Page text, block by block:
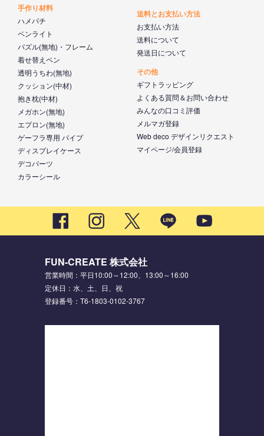
手作り材料
ハメパチ
ペンライト
パズル(無地)・フレーム
着せ替えペン
透明うちわ(無地)
クッション(中材)
抱き枕(中材)
メガホン(無地)
エプロン(無地)
ゲーフラ専用 パイプ
ディスプレイケース
デコパーツ
カラーシール
送料とお支払い方法
お支払い方法
送料について
発送日について
その他
ギフトラッピング
よくある質問＆お問い合わせ
みんなの口コミ評価
メルマガ登録
Web deco デザインリクエスト
マイページ/会員登録
FUN-CREATE 株式会社
営業時間：平日10:00～12:00、13:00～16:00
定休日：水、土、日、祝
登録番号：T6-1803-0102-3767